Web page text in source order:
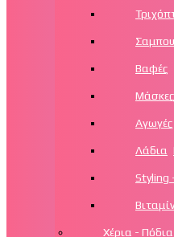
Βαφές
Αγωγές
Λάδια
Styling
Χέρια - Πόδια